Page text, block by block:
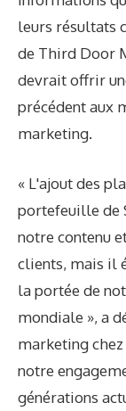
leurs résultats
de Third Door
devrait offrir
précédent aux
marketing.
« L'ajout des
portefeuille de
notre contenu
clients, mais il
la portée de
mondiale », a
marketing
notre
générations